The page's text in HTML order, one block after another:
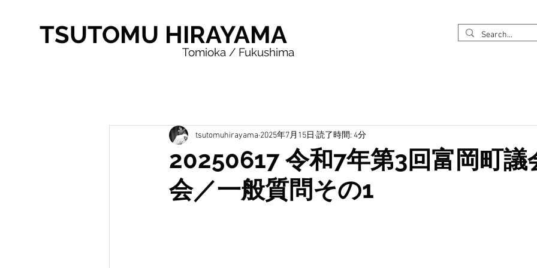
TSUTOMU HIRAYAMA
Tomioka / Fukushima
20250617 令和7年第3回富岡町議
会／一般質問その1
tsutomuhirayama 2025年7月15日 読了時間: 4分